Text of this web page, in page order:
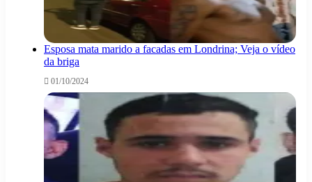
Esposa mata marido a facadas em Londrina; Veja o vídeo
da briga
01/10/2024